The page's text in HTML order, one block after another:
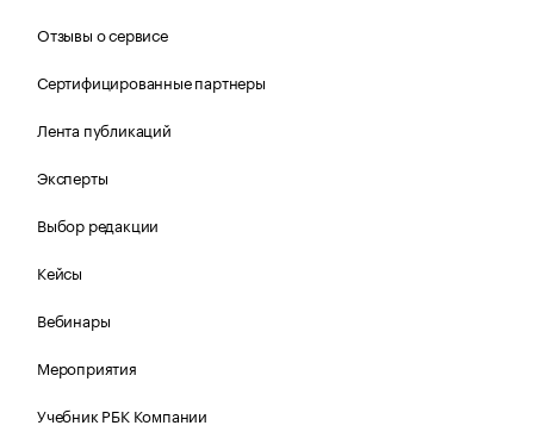
Отзывы о сервисе
Сертифицированные партнеры
Лента публикаций
Эксперты
Выбор редакции
Кейсы
Вебинары
Мероприятия
Учебник РБК Компании